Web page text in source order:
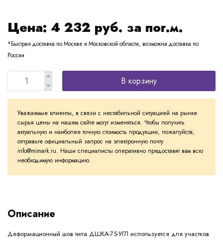
Цена: 4 232 руб. за пог.м.
*Быстрая доставка по Москве и Московской области, возможна доставка по
России
В корзину
Уважаемые клиенты, в связи с нестабильной ситуацией на рынке
сырья цены на нашем сайте могут изменяться. Чтобы получить
актуальную и наиболее точную стоимость продукции, пожалуйста,
отправьте официальный запрос на электронную почту
info@mimark.ru. Наши специалисты оперативно предоставят вам всю
необходимую информацию.
Описание
Деформационный шов типа ДШКА-75-УГЛ используется для участков